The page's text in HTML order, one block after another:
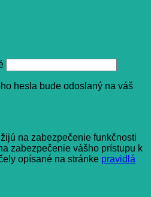
hesla bude odoslaný na váš
na zabezpečenie funkčnosti
zabezpečenie vášho prístupu k
opísané na stránke pravidlá